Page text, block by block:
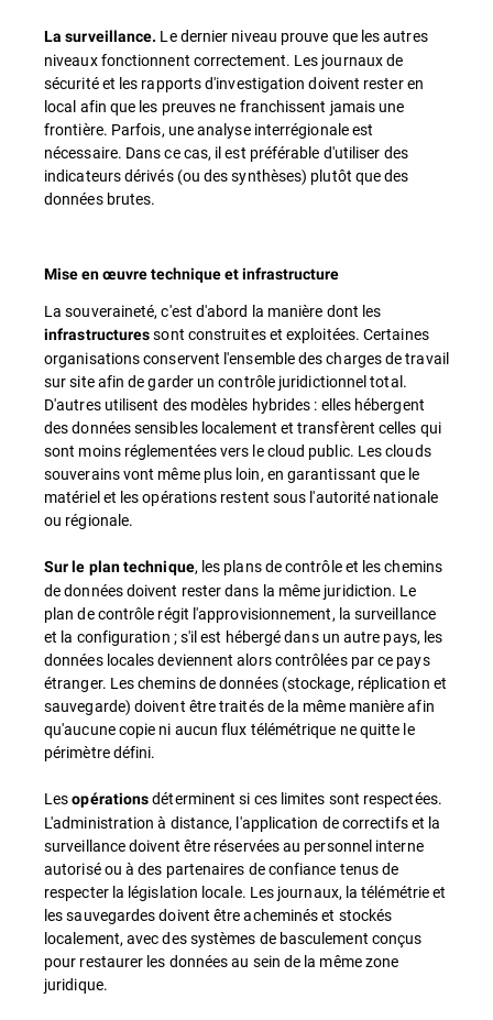
La surveillance. Le dernier niveau prouve que les autres
niveaux fonctionnent correctement. Les journaux de
sécurité et les rapports d'investigation doivent rester en
local afin que les preuves ne franchissent jamais une
frontière. Parfois, une analyse interrégionale est
nécessaire. Dans ce cas, il est préférable d'utiliser des
indicateurs dérivés (ou des synthèses) plutôt que des
données brutes.
Mise en œuvre technique et infrastructure
La souveraineté, c'est d'abord la manière dont les
infrastructuressont construites et exploitées. Certaines
organisations conservent l'ensemble des charges de travail
sur site afin de garder un contrôle juridictionnel total.
D'autres utilisent des modèles hybrides : elles hébergent
des données sensibles localement et transfèrent celles qui
sont moins réglementées vers le cloud public. Les clouds
souverains vont même plus loin, en garantissant que le
matériel et les opérations restent sous l'autorité nationale
ou régionale.
Sur le plan technique, les plans de contrôle et les chemins
de données doivent rester dans la même juridiction. Le
plan de contrôle régit l'approvisionnement, la surveillance
et la configuration ; s'il est hébergé dans un autre pays, les
données locales deviennent alors contrôlées par ce pays
étranger. Les chemins de données (stockage, réplication et
sauvegarde) doivent être traités de la même manière afin
qu'aucune copie ni aucun flux télémétrique ne quitte le
périmètre défini.
Lesopérationsdéterminent si ces limites sont respectées.
L'administration à distance, l'application de correctifs et la
surveillance doivent être réservées au personnel interne
autorisé ou à des partenaires de confiance tenus de
respecter la législation locale. Les journaux, la télémétrie et
les sauvegardes doivent être acheminés et stockés
localement, avec des systèmes de basculement conçus
pour restaurer les données au sein de la même zone
juridique.